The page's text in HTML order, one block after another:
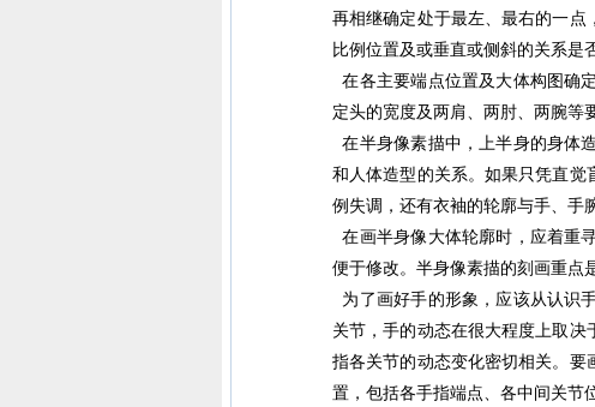
再相继确定处于最左、最右的一点
比例位置及或垂直或侧斜的关系是
在各主要端点位置及大体构图确
定头的宽度及两肩、两肘、两腕等
在半身像素描中，上半身的身体
和人体造型的关系。如果只凭直
例失调，还有衣袖的轮廓与手、手
在画半身像大体轮廓时，应着重
便于修改。半身像素描的刻画重点
为了画好手的形象，应该从认识
关节，手的动态在很大程度上取
指各关节的动态变化密切相关。要
置，包括各手指端点、各中间关节